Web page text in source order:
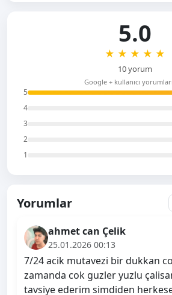
5
4
3
2
1
5.0
★ ★ ★ ★ ★
10 yorum
Google + kullanıcı yorumları
Yorumlar
ahmet can Çelik
25.01.2026 00:13
7/24 acik mutavezi bir dukkan
zamanda cok guzler yuzlu
tavsiye ederim simdiden